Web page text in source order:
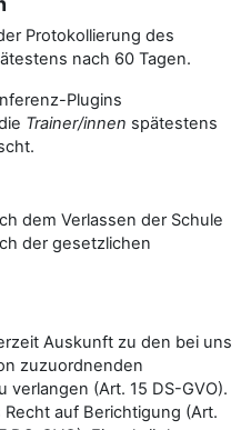
Protokollierung des
nach 60 Tagen.
Plugins
Trainer/innen spätestens
dem Verlassen der Schule
der gesetzlichen
Auskunft zu den bei uns
zuzuordnenden
(Art. 15 DS-GVO).
auf Berichtigung (Art.